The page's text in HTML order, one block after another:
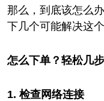
那么，到底该怎么
下几个可能解决这
怎么下单？轻松几
1. 检查网络连接